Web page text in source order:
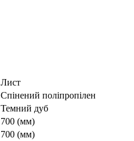
Лист
Cпінений поліпропілен
Темний дуб
700 (мм)
700 (мм)